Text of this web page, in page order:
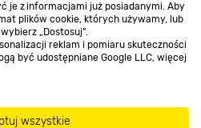
je z informacjami już posiadanymi. Aby
plików cookie, których używamy, lub
„Dostosuj”.
reklam i pomiaru skuteczności
być udostępniane Google LLC, więcej
wszystkie